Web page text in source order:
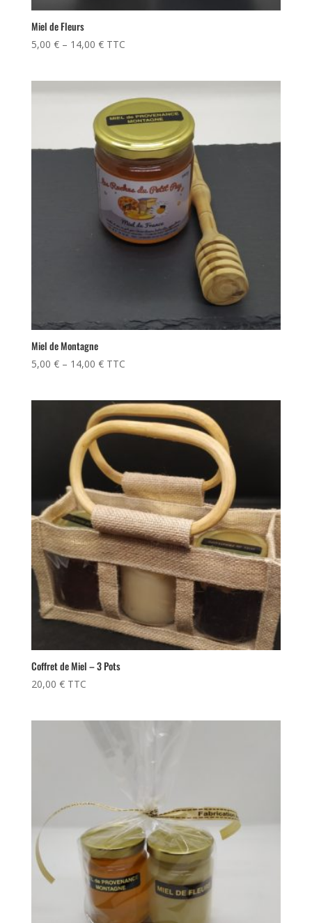
Miel de Fleurs
5,00 €– 14,00 € TTC
Miel de Montagne
5,00 €– 14,00 € TTC
Coffret de Miel – 3 Pots
20,00 € TTC